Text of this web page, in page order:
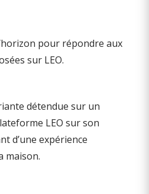
pour répondre aux
sur LEO.